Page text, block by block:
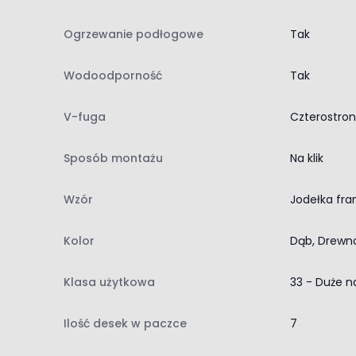
estetycznej podłogi laminowanej do różnych
W opakowaniu znajduje się 7 sztuk paneli, co
efektowną podłogę o wyjątkowym charakterze.
Ogrzewanie podłogowe Tak
Wodoodporność Tak
V-fuga
Sposób montażu Na klik
Wzór Jodełka
Kolor Dąb,
Klasa użytkowa 33 - Duże
Ilość desek w paczce 7